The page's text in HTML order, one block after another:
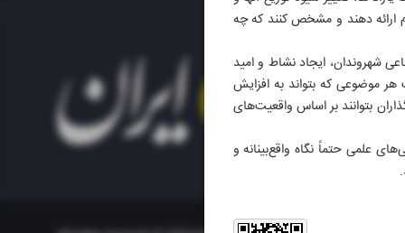
ارائه دهند و مشخص کنند که چه
شهروندان، ایجاد نشاط و امید
موضوعی که بتواند به افزایش
بتوانند بر اساس واقعیت‌های
علمی حتماً نگاه واقع‌بینانه و